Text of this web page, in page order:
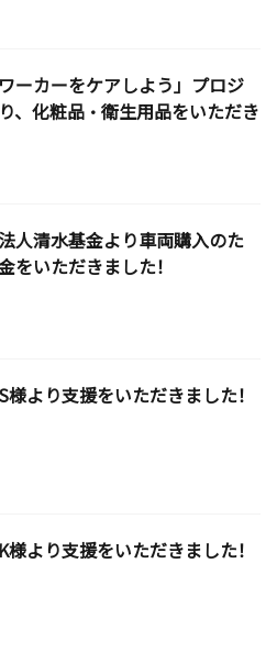
ーカーをケアしよう」プロジ
、化粧品・衛生用品をいただき
人清水基金より車両購入のた
をいただきました！
様より支援をいただきました！
様より支援をいただきました！